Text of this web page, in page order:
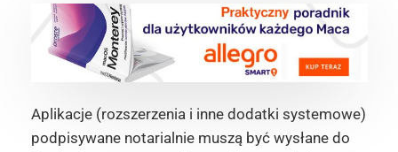
Aplikacje (rozszerzenia i inne dodatki systemowe)
podpisywane notarialnie muszą być wysłane do